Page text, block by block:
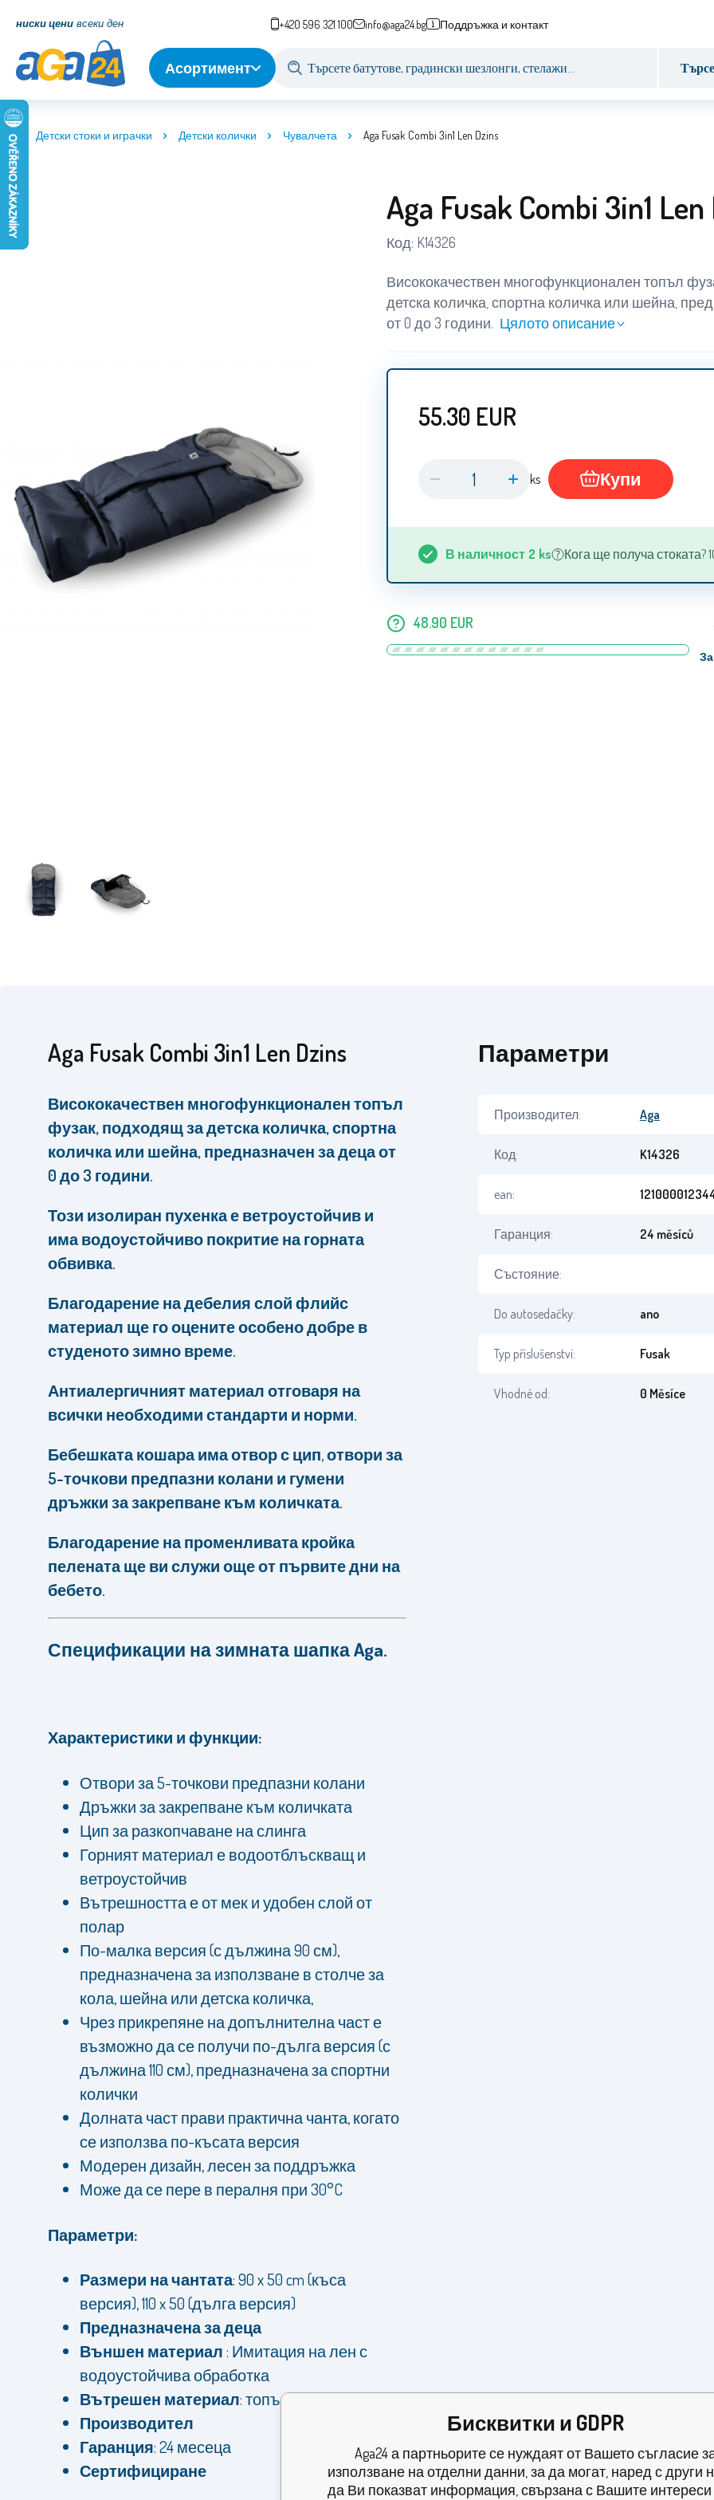
ниски цени всеки ден +420 596 321 100 info@aga24.bg Поддръжка и контакт
Асортимент
Детски стоки и играчки Детски колички Чувалчета Aga Fusak Combi 3in1 Len Dzins
Aga Fusak Combi 3in1
Код: K14326
Висококачествен многофункционален топъл
детска количка, спортна количка или шейна,
от 0 до 3 години. Цялото описание
55.30 EUR
ks Купи
В наличност 2 ks Кога ще получа стоката?
48.90 EUR
Aga Fusak Combi 3in1 Len Dzins
Висококачествен многофункционален топъл
фузак, подходящ за детска количка, спортна
количка или шейна, предназначен за деца от
0 до 3 години.
Този изолиран пухенка е ветроустойчив и
има водоустойчиво покритие на горната
обвивка.
Благодарение на дебелия слой флийс
материал ще го оцените особено добре в
студеното зимно време.
Антиалергичният материал отговаря на
всички необходими стандарти и норми.
Бебешката кошара има отвор с цип,отвори за
5-точкови предпазни колани и гумени
дръжки за закрепване към количката.
Благодарение на променливата кройка
пелената ще ви служи още от първите дни на
бебето.
Спецификации на зимната шапка Aga.
Характеристики и функции:
Отвори за 5-точкови предпазни колани
Дръжки за закрепване към количката
Цип за разкопчаване на слинга
Горният материал е водоотблъскващ и
ветроустойчив
Вътрешността е от мек и удобен слой от
полар
По-малка версия (с дължина 90 см),
предназначена за използване в столче за
кола, шейна или детска количка,
Чрез прикрепяне на допълнителна част е
възможно да се получи по-дълга версия (с
дължина 110 см), предназначена за спортни
колички
Долната част прави практична чанта, когато
се използва по-късата версия
Модерен дизайн, лесен за поддръжка
Може да се пере в пералня при 30°C
Параметри:
Размери на чантата: 90 x 50 cm (къса
версия), 110 x 50 (дълга версия)
Предназначена за деца
Външен материал: Имитация на лен с
водоустойчива обработка
Вътрешен материал: топъл полар
Производител
Гаранция: 24 месеца
Сертифициране
Параметри
Производител: Aga
Код: K14326
ean:
Гаранция: 24 měsíců
Състояние:
Do autosedačky: ano
Typ příslušenství: Fusak
Vhodné od: 0 Měsíce
Бисквитки и GDPR
Aga24 а партньорите се нуждаят от Вашето съгласие
използване на отделни данни, за да могат, наред с други
да Ви показват информация, свързана с Вашите интереси